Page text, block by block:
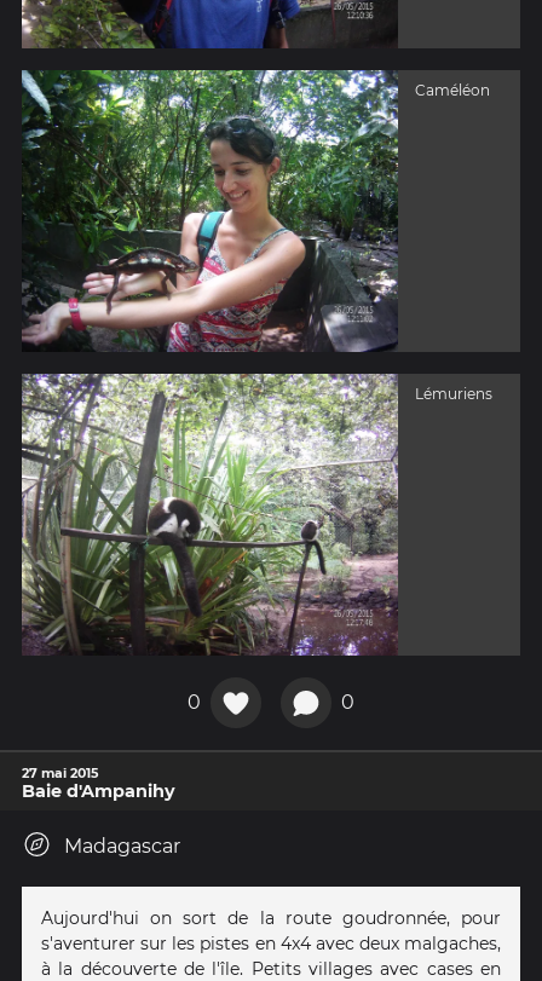
Caméléon
Lémuriens
0 0
27 mai 2015
Baie d'Ampanihy
Madagascar
Aujourd'hui on sort de la route goudronnée, pour
s'aventurer sur les pistes en 4x4 avec deux malgaches,
à la découverte de l'île. Petits villages avec cases en